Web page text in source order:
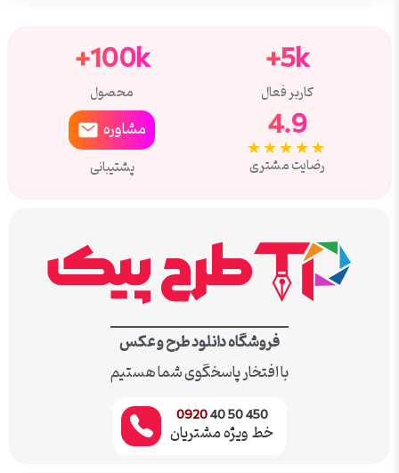
5k+
کاربر فعال
100k+
محصول
4.9
★★★★★
رضایت مشتری
مشاوره
پشتیبانی
فروشگاه دانلود طرح و عکس
با افتخار پاسخگوی شما هستیم
450 50 40
0920
خط ویژه مشتریان